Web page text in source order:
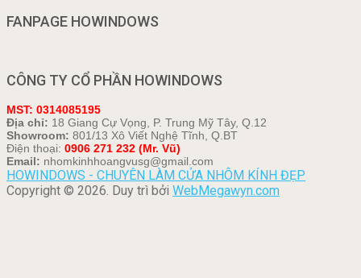
FANPAGE HOWINDOWS
CÔNG TY CỔ PHẦN HOWINDOWS
MST: 0314085195
Địa chỉ: 18 Giang Cự Vọng, P. Trung Mỹ Tây, Q.12
Showroom: 801/13 Xô Viết Nghệ Tĩnh, Q.BT
Điện thoại: 0906 271 232 (Mr. Vũ)
Email: nhomkinhhoangvusg@gmail.com
HOWINDOWS - CHUYÊN LÀM CỬA NHÔM KÍNH ĐẸP
Copyright © 2026. Duy trì bởi WebMegawyn.com